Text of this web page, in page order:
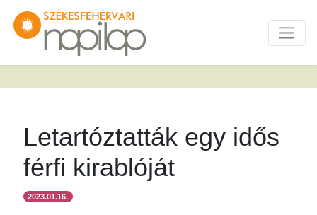
Letartóztatták egy idős
férfi kirablóját
2023.01.16.